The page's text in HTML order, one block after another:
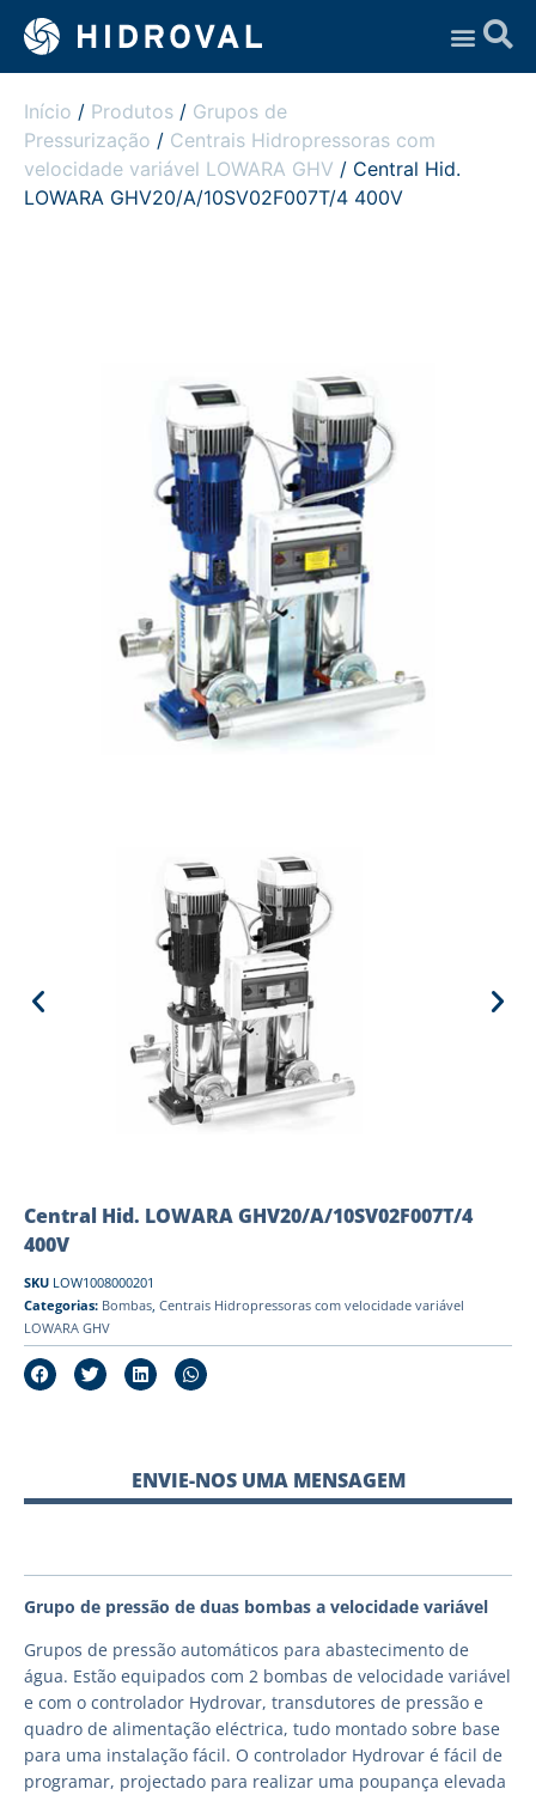
Início / Produtos / Grupos de
Pressurização / Centrais Hidropressoras com
velocidade variável LOWARA GHV / Central Hid.
LOWARA GHV20/A/10SV02F007T/4 400V
Central Hid. LOWARA GHV20/A/10SV02F007T/4
400V
SKU LOW1008000201
Categorias: Bombas, Centrais Hidropressoras com velocidade variável
LOWARA GHV
ENVIE-NOS UMA MENSAGEM
Grupo de pressão de duas bombas a velocidade variável
Grupos de pressão automáticos para abastecimento de
água. Estão equipados com 2 bombas de velocidade variável
e com o controlador Hydrovar, transdutores de pressão e
quadro de alimentação eléctrica, tudo montado sobre base
para uma instalação fácil. O controlador Hydrovar é fácil de
programar, projectado para realizar uma poupança elevada